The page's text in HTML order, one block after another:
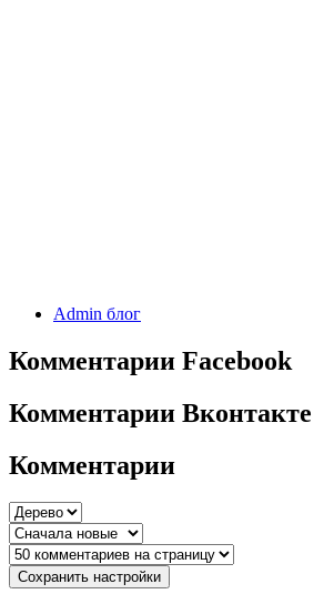
Admin блог
Комментарии Facebook
Комментарии Вконтакте
Комментарии
Сохранить настройки